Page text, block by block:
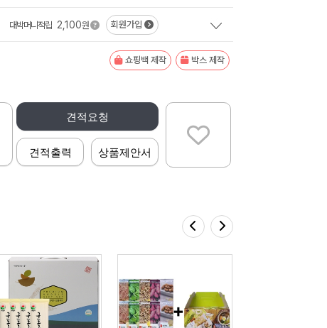
대박머니적립 2,100원 회원가입
쇼핑백 제작 박스 제작
견적요청
견적출력 상품제안서